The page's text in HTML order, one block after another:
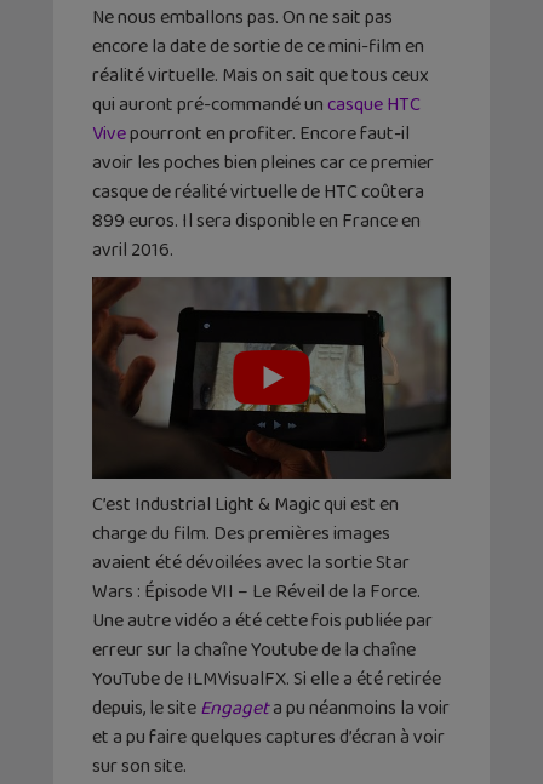
Ne nous emballons pas. On ne sait pas
encore la date de sortie de ce mini-film en
réalité virtuelle. Mais on sait que tous ceux
qui auront pré-commandé uncasque HTC
Vivepourront en profiter. Encore faut-il
avoir les poches bien pleines car ce premier
casque de réalité virtuelle de HTC coûtera
899 euros. Il sera disponible en France en
avril 2016.
C’est Industrial Light & Magic qui est en
charge du film. Des premières images
avaient été dévoilées avec la sortie Star
Wars : Épisode VII – Le Réveil de la Force.
Une autre vidéo a été cette fois publiée par
erreur sur la chaîne Youtube de la chaîne
YouTube de ILMVisualFX. Si elle a été retirée
depuis, le siteEngageta pu néanmoins la voir
et a pu faire quelques captures d’écran à voir
sur son site.